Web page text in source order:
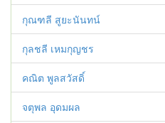
กุณฑลี สูยะนันทน์
กุลชลี เหมกุญชร
คณิต พูลสวัสดิ์
จตุพล อุดมผล